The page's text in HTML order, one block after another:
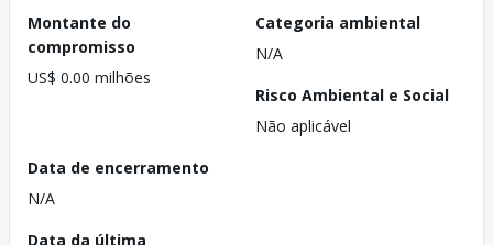
Montante do
compromisso
US$ 0.00 milhões
Categoria ambiental
N/A
Risco Ambiental e Social
Não aplicável
Data de encerramento
N/A
Data da última